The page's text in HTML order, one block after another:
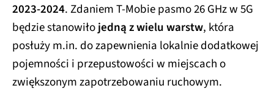
2023-2024. Zdaniem T-Mobie pasmo 26 GHz w 5G
będzie stanowiłojedną z wielu warstw, która
posłuży m.in. do zapewnienia lokalnie dodatkowej
pojemności i przepustowości w miejscach o
zwiększonym zapotrzebowaniu ruchowym.